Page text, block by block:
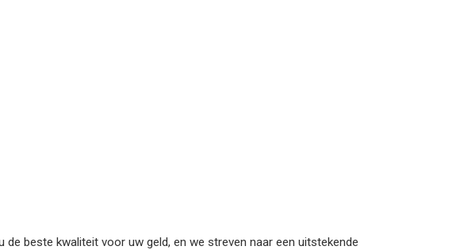
beste kwaliteit voor uw geld, en we streven naar een uitstekende